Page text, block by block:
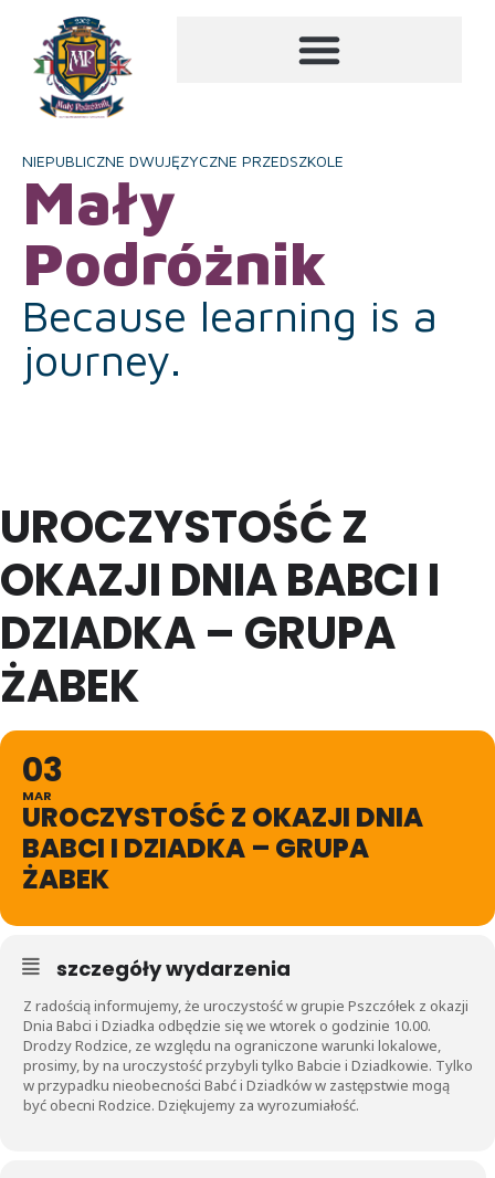
NIEPUBLICZNE DWUJĘZYCZNE PRZEDSZKOLE
Mały
Podróżnik
Because learning is a
journey.
UROCZYSTOŚĆ Z
OKAZJI DNIA BABCI I
DZIADKA – GRUPA
ŻABEK
03
MAR
UROCZYSTOŚĆ Z OKAZJI DNIA
BABCI I DZIADKA – GRUPA
ŻABEK
szczegóły wydarzenia
Z radością informujemy, że uroczystość w grupie Pszczółek z okazji
Dnia Babci i Dziadka odbędzie się we wtorek o godzinie 10.00.
Drodzy Rodzice, ze względu na ograniczone warunki lokalowe,
prosimy, by na uroczystość przybyli tylko Babcie i Dziadkowie. Tylko
w przypadku nieobecności Babć i Dziadków w zastępstwie mogą
być obecni Rodzice. Dziękujemy za wyrozumiałość.